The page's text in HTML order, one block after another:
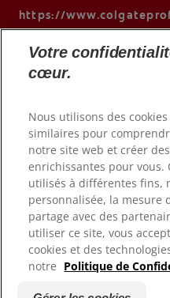
https://
© 2026 Colgate-Palmolive
Conditions d'utilisation
Politique de confidentialité
Votre
cœur.
Nous utilisons des
similaires pour
notre site web et créer
enrichissantes pour vous.
utilisés à différentes fins,
personnalisée, la mesure
partage avec des
utiliser ce site, vous
cookies et des
notre Politique de